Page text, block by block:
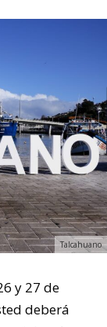
Talcahuano
y 27 de
deberá